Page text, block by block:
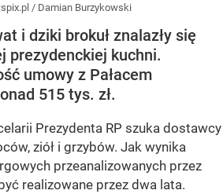
/ Damian Burzykowski
i dziki brokuł znalazły się
prezydenckiej kuchni.
umowy z Pałacem
515 tys. zł.
Prezydenta RP szuka dostawcy
ziół i grzybów. Jak wynika
przeanalizowanych przez
realizowane przez dwa lata.